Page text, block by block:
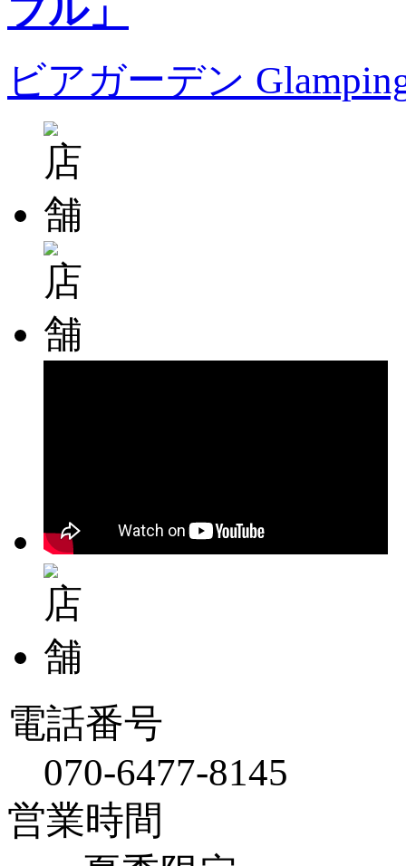
ビアガーデン
電話番号
070-6477-8145
営業時間